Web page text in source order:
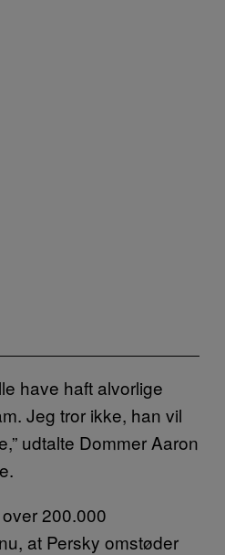
have haft alvorlige
Jeg tror ikke, han vil
udtalte Dommer Aaron
200.000
at Persky omstøder